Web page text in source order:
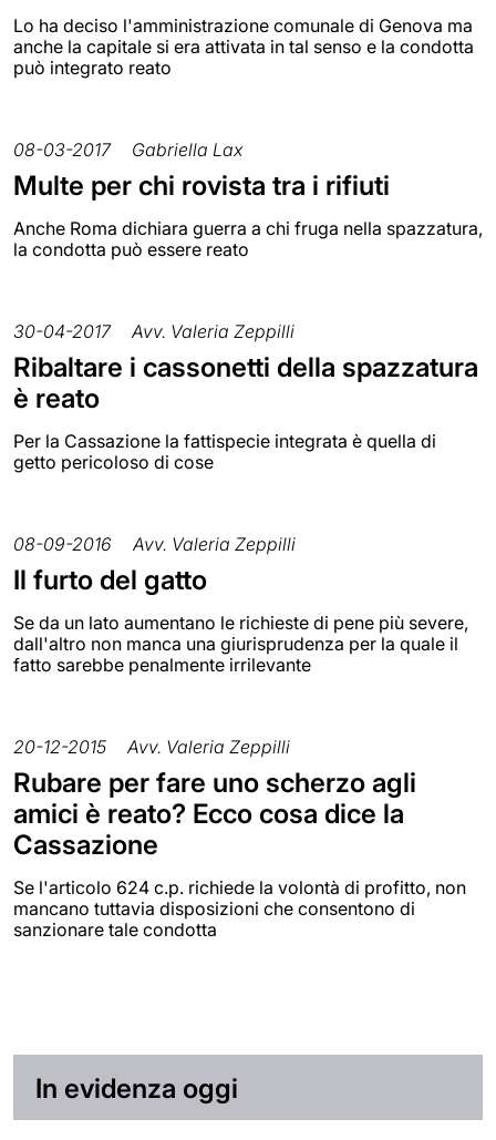
Lo ha deciso l'amministrazione comunale di Genova ma
anche la capitale si era attivata in tal senso e la condotta
può integrato reato
08-03-2017 Gabriella Lax
Multe per chi rovista tra i rifiuti
Anche Roma dichiara guerra a chi fruga nella spazzatura,
la condotta può essere reato
30-04-2017 Avv. Valeria Zeppilli
Ribaltare i cassonetti della spazzatura
è reato
Per la Cassazione la fattispecie integrata è quella di
getto pericoloso di cose
08-09-2016 Avv. Valeria Zeppilli
Il furto del gatto
Se da un lato aumentano le richieste di pene più severe,
dall'altro non manca una giurisprudenza per la quale il
fatto sarebbe penalmente irrilevante
20-12-2015 Avv. Valeria Zeppilli
Rubare per fare uno scherzo agli
amici è reato? Ecco cosa dice la
Cassazione
Se l'articolo 624 c.p. richiede la volontà di profitto, non
mancano tuttavia disposizioni che consentono di
sanzionare tale condotta
In evidenza oggi